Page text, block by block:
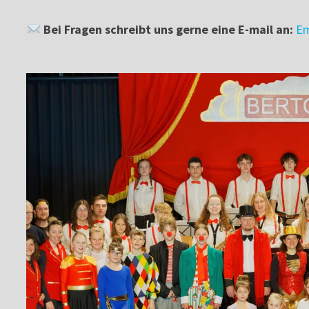
Bei Fragen schreibt uns gerne eine E-mail an: